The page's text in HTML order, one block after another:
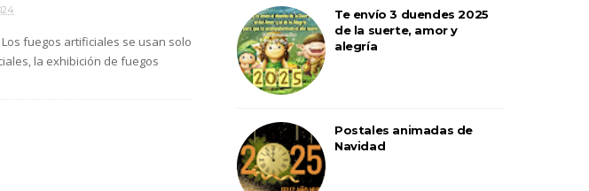
fuegos artificiales se usan solo
la exhibición de fuegos
Te envío 3 duendes 2025
de la suerte, amor y
alegría
Postales animadas de
Navidad